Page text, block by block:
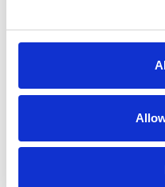
területén, így széles
vállalkozásod a
lehetőségeinek